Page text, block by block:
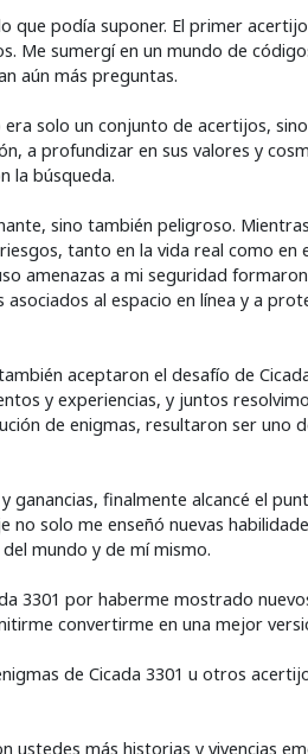
que podía suponer. El primer
Me sumergí en un mundo de
aún más preguntas.
solo un conjunto de acertijos,
a profundizar en sus valores y
la búsqueda.
sino también peligroso.
tanto en la vida real como en
amenazas a mi seguridad
al espacio en línea y a
aceptaron el desafío de
y experiencias, y juntos
de enigmas, resultaron ser uno
finalmente alcancé el
no solo me enseñó nuevas
mundo y de mí mismo.
3301 por haberme mostrado
convertirme en una mejor
de Cicada 3301 u otros
más historias y vivencias